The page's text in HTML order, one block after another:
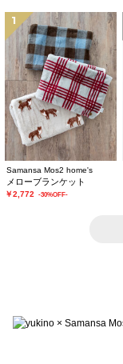
1
Samansa Mos2 home's
メローブランケット
￥2,772 -30%OFF-